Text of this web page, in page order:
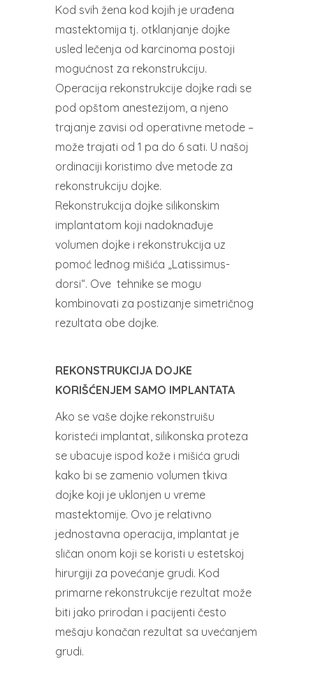
Kod svih žena kod kojih je urađena
mastektomija tj. otklanjanje dojke
usled lečenja od karcinoma postoji
mogućnost za rekonstrukciju.
Operacija rekonstrukcije dojke radi se
pod opštom anestezijom, a njeno
trajanje zavisi od operativne metode –
može trajati od 1 pa do 6 sati. U našoj
ordinaciji koristimo dve metode za
rekonstrukciju dojke.
Rekonstrukcija dojke silikonskim
implantatom koji nadoknađuje
volumen dojke i rekonstrukcija uz
pomoć leđnog mišića „Latissimus-
dorsi“. Ove tehnike se mogu
kombinovati za postizanje simetričnog
rezultata obe dojke.
REKONSTRUKCIJA DOJKE
KORIŠĆENJEM SAMO IMPLANTATA
Ako se vaše dojke rekonstruišu
koristeći implantat, silikonska proteza
se ubacuje ispod kože i mišića grudi
kako bi se zamenio volumen tkiva
dojke koji je uklonjen u vreme
mastektomije. Ovo je relativno
jednostavna operacija, implantat je
sličan onom koji se koristi u estetskoj
hirurgiji za povećanje grudi. Kod
primarne rekonstrukcije rezultat može
biti jako prirodan i pacijenti često
mešaju konačan rezultat sa uvećanjem
grudi.